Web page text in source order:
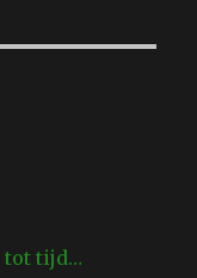
tot tijd…